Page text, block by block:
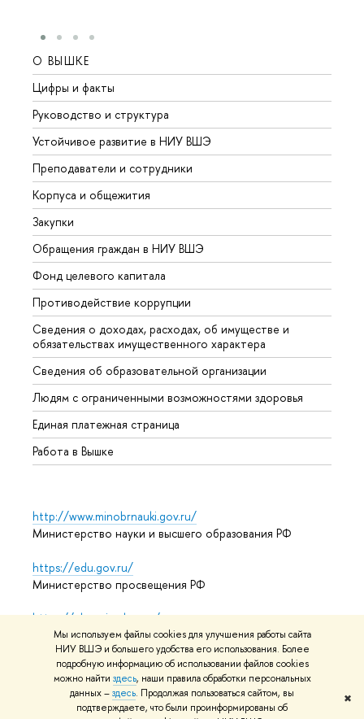
Мы используем файлы cookies для улучшения работы сайта
НИУ ВШЭ и большего удобства его использования. Более
подробную информацию об использовании файлов cookies
можно найти здесь, наши правила обработки персональных
данных –здесь. Продолжая пользоваться сайтом, вы
подтверждаете, что были проинформированы об
✖
О ВЫШКЕ
Цифры и факты
Руководство и структура
Устойчивое развитие в НИУ ВШЭ
Преподаватели и сотрудники
Корпуса и общежития
Закупки
Обращения граждан в НИУ ВШЭ
Фонд целевого капитала
Противодействие коррупции
Сведения о доходах, расходах, об имуществе и
обязательствах имущественного характера
Сведения об образовательной организации
Людям с ограниченными возможностями здоровья
Единая платежная страница
Работа в Вышке
http://www.minobrnauki.gov.ru/
Министерство науки и высшего образования РФ
https://edu.gov.ru/
Министерство просвещения РФ
https://elearning.hse.ru/mooc
Массовые открытые онлайн-курсы
© НИУ ВШЭ 1993–2026 Адреса и контактыУсловия
использования материаловПолитика конфиденциальности